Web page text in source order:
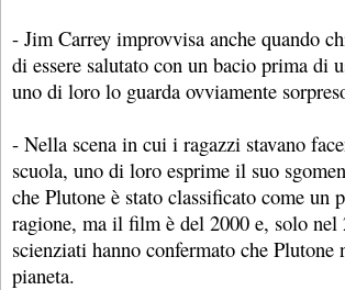
- Jim Carrey improvvisa anche quando
di essere salutato con un bacio prima di
uno di loro lo guarda ovviamente
- Nella scena in cui i ragazzi stavano
scuola, uno di loro esprime il suo
che Plutone è stato classificato come un
ragione, ma il film è del 2000 e, solo nel
scienziati hanno confermato che Plutone
pianeta.